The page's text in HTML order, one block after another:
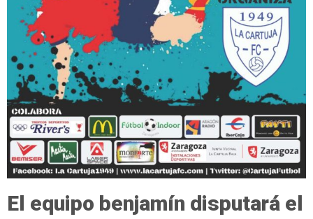
El equipo benjamín disputará el